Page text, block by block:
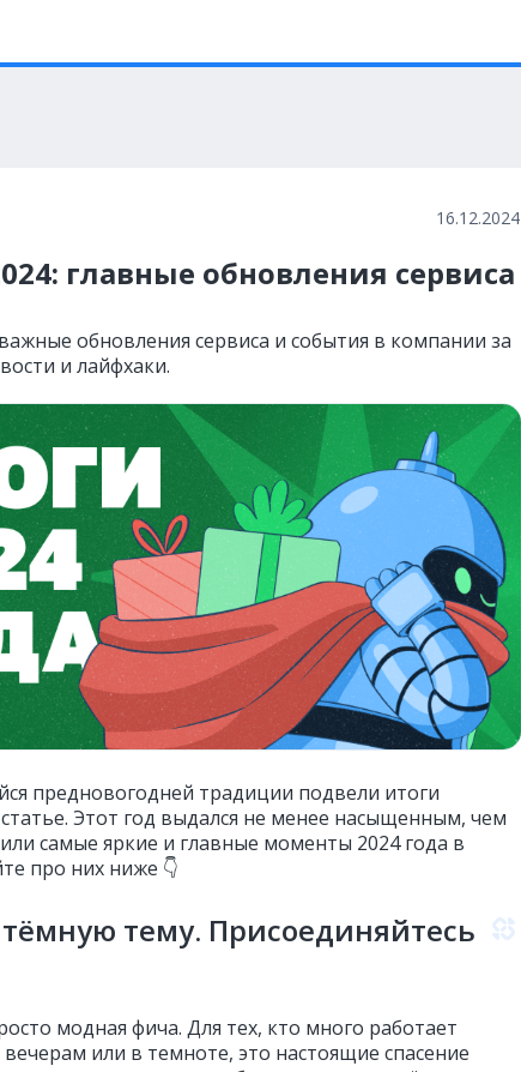
16.12.2024
главные обновления сервиса
обновления сервиса и события в компании за
и лайфхаки.
предновогодней традиции подвели итоги
Этот год выдался не менее насыщенным, чем
самые яркие и главные моменты 2024 года в
про них ниже 👇
тему. Присоединяйтесь
модная фича. Для тех, кто много работает
или в темноте, это настоящие спасение